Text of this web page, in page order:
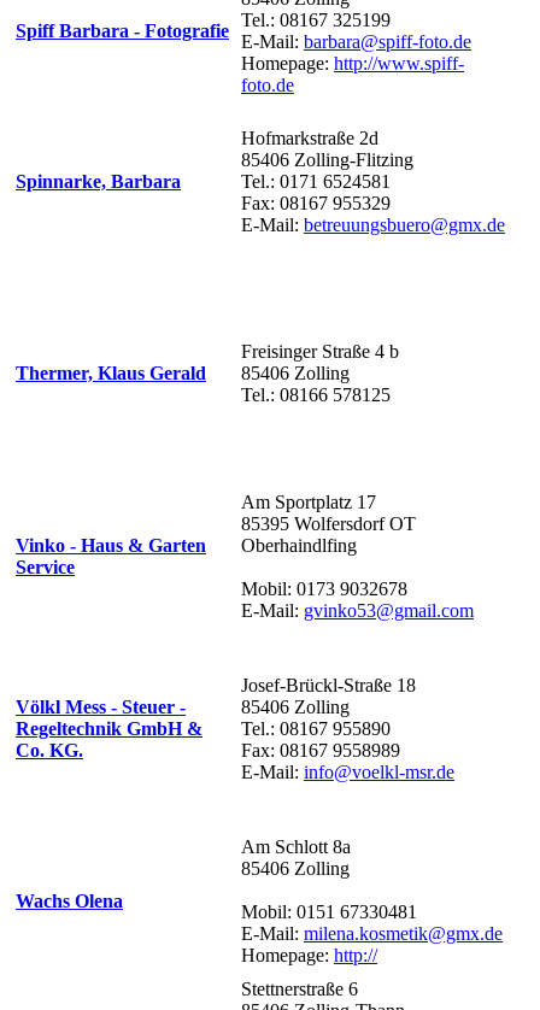
Spiff Barbara - Fotografie
Tel.: 08167 325199
E-Mail: barbara@spiff-foto.de
Homepage: http://www.spiff-
foto.de
Spinnarke, Barbara
Hofmarkstraße 2d
85406 Zolling-Flitzing
Tel.: 0171 6524581
Fax: 08167 955329
E-Mail: betreuungsbuero@gmx.de
Thermer, Klaus Gerald
Freisinger Straße 4 b
85406 Zolling
Tel.: 08166 578125
Vinko - Haus & Garten
Service
Am Sportplatz 17
85395 Wolfersdorf OT
Oberhaindlfing
Mobil: 0173 9032678
E-Mail: gvinko53@gmail.com
Völkl Mess - Steuer -
Regeltechnik GmbH &
Co. KG.
Josef-Brückl-Straße 18
85406 Zolling
Tel.: 08167 955890
Fax: 08167 9558989
E-Mail: info@voelkl-msr.de
Wachs Olena
Am Schlott 8a
85406 Zolling
Mobil: 0151 67330481
E-Mail: milena.kosmetik@gmx.de
Homepage: http://
Stettnerstraße 6